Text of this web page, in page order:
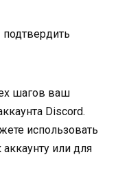
шагов ваш
Discord.
использовать
или для